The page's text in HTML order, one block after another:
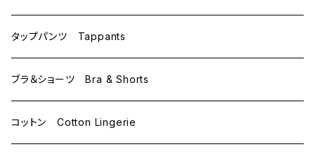
C75
D65
D70
L
M
L
タップパンツ Tappants
ブラ＆ショーツ Bra & Shorts
コットン Cotton Lingerie